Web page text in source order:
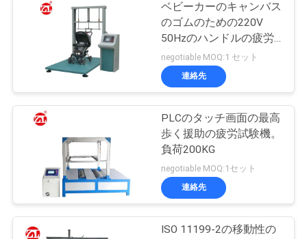
ベビーカーのキャンバス
のゴムのための220V
50Hzのハンドルの疲労
試験機は利用できるベル
トを運びます
negotiable MOQ:1 セット
連絡先
PLCのタッチ画面の最高
歩く援助の疲労試験機。
負荷200KG
negotiable MOQ:1セット
連絡先
ISO 11199-2の移動性の